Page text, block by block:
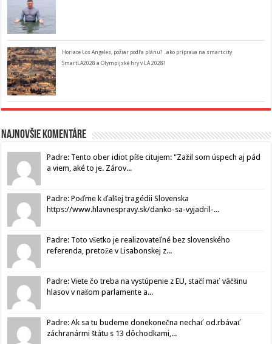
Horiace Los Angeles, požiar podľa plánu? ..ako príprava na smart city
SmartLA2028 a Olympijské hry v LA 2028?
Najnovšie komentáre
Padre: Tento ober idiot píše citujem: "Zažil som úspech aj pád
a viem, aké to je. Zárov...
Padre: Poďme k ďalšej tragédii Slovenska
https://www.hlavnespravy.sk/danko-sa-vyjadril-...
Padre: Toto všetko je realizovateľné bez slovenského
referenda, pretože v Lisabonskej z...
Padre: Viete čo treba na vystúpenie z EU, stačí mať väčšinu
hlasov v našom parlamente a...
Padre: Ak sa tu budeme donekonečna nechať od.rbávať
záchranármi štátu s 13 dôchodkami,...